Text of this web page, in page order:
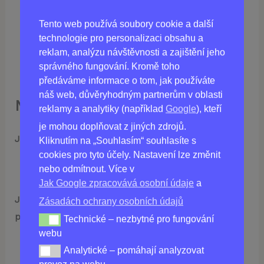
Tento web používá soubory cookie a další
technologie pro personalizaci obsahu a
reklam, analýzu návštěvnosti a zajištění jeho
správného fungování. Kromě toho
předáváme informace o tom, jak používáte
náš web, důvěryhodným partnerům v oblasti
reklamy a analytiky (například Google), kteří
je mohou doplňovat z jiných zdrojů.
Kliknutím na „Souhlasím“ souhlasíte s
cookies pro tyto účely. Nastavení lze změnit
nebo odmítnout. Více v
Jak Google zpracovává osobní údaje a
Zásadách ochrany osobních údajů
Technické – nezbytné pro fungování webu
Technické – nezbytné pro fungování
webu
Analytické – pomáhají analyzovat provoz na webu
Analytické – pomáhají analyzovat
protizánětlivé účinky, přispívá k celkovému
zdraví pokožky.
Aloe vera: Známá svými hydratačními a
zklidňujícími účinky na pokožku.
Nejčastější otázky a odpovědi
Jaká je cena LeSkinic krému?
Tato stránka je oficiálním místem pro nákup
tohoto produktu.
Je LeSkinic krém vhodný pro všechny typy
pokožky?
Ano, je určen pro různé typy pleti, avšak
vždy doporučujeme test na malé části kůže